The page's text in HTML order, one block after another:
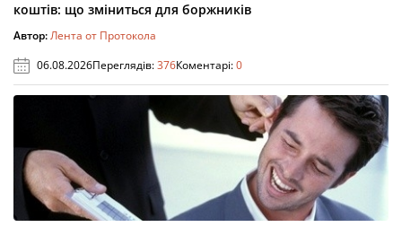
коштів: що зміниться для боржників
Автор:Лента от Протокола
06.08.2026Переглядів:376Коментарі:0